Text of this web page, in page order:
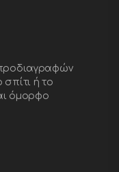
προδιαγραφών
ή το
όμορφο